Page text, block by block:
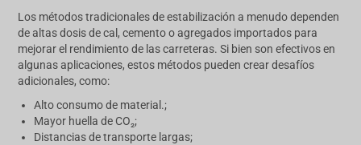
Los métodos tradicionales de estabilización a menudo dependen
de altas dosis de cal, cemento o agregados importados para
mejorar el rendimiento de las carreteras. Si bien son efectivos en
algunas aplicaciones, estos métodos pueden crear desafíos
adicionales, como:
Alto consumo de material.;
Mayor huella de CO₂;
Distancias de transporte largas;